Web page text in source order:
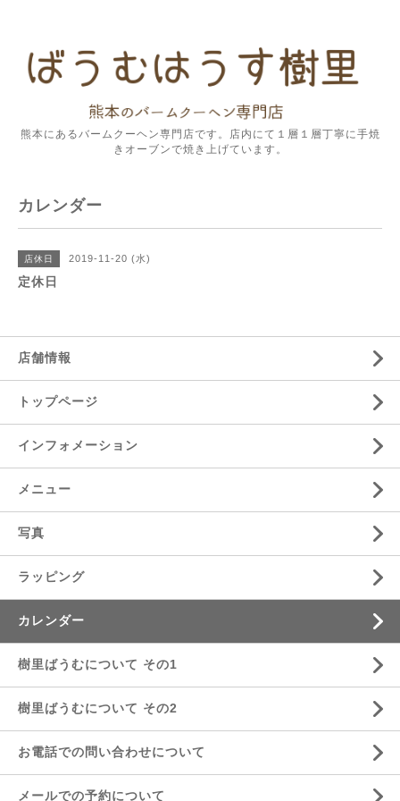
熊本にあるバームクーヘン専門店です。店内にて１層１層丁寧に手焼
きオーブンで焼き上げています。
カレンダー
店休日 2019-11-20 (水)
定休日
店舗情報
トップページ
インフォメーション
メニュー
写真
ラッピング
カレンダー
樹里ばうむについて その1
樹里ばうむについて その2
お電話での問い合わせについて
メールでの予約について